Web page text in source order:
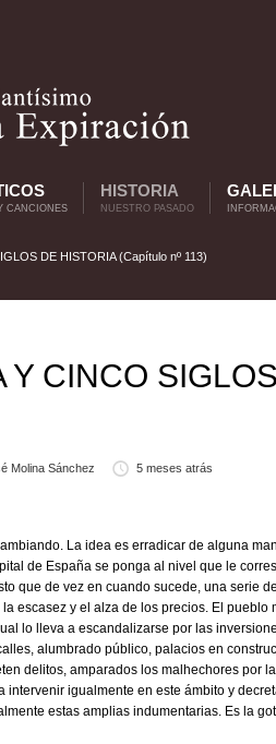
CANCIONES
HISTORIA
NUESTRO PASADO
DE HISTORIA (Capítulo nº 113)
Y CINCO
Molina Sánchez 5 meses atrás
La idea es erradicar de alguna
de España se ponga al nivel que le
que de vez en cuando sucede, una serie
escasez y el alza de los precios. El pueblo
lo lleva a escandalizarse por las
alumbrado público, palacios en
delitos, amparados los malhechores por
igualmente en este ámbito y
estas amplias indumentarias. Es la